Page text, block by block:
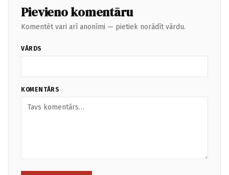
Pievieno komentāru
Komentēt vari arī anonīmi — pietiek norādīt vārdu.
VĀRDS
KOMENTĀRS